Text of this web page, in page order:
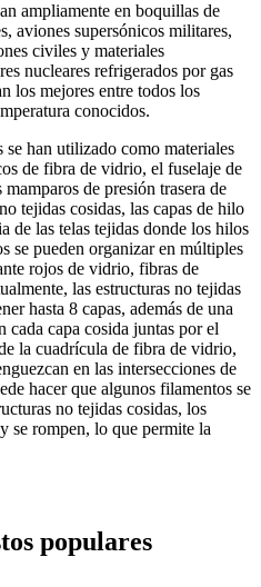
ampliamente en boquillas de
aviones supersónicos militares,
civiles y materiales
nucleares refrigerados por gas
los mejores entre todos los
conocidos.
se han utilizado como materiales
de fibra de vidrio, el fuselaje de
de presión trasera de
tejidas cosidas, las capas de hilo
de las telas tejidas donde los hilos
se pueden organizar en múltiples
rojos de vidrio, fibras de
las estructuras no tejidas
hasta 8 capas, además de una
cada capa cosida juntas por el
la cuadrícula de fibra de vidrio,
en las intersecciones de
hacer que algunos filamentos se
no tejidas cosidas, los
se rompen, lo que permite la
populares